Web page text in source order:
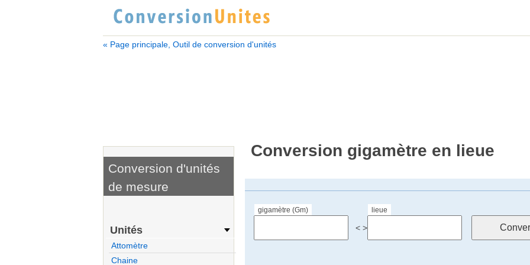
« Page principale, Outil de conversion d'unités
Conversion gigamètre en lieue
gigamètre (Gm)
< >
lieue
Conversion d'unités
de mesure
Unités
Attomètre
Chaine